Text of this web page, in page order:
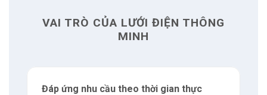
VAI TRÒ CỦA LƯỚI ĐIỆN THÔNG
MINH
Đáp ứng nhu cầu theo thời gian thực